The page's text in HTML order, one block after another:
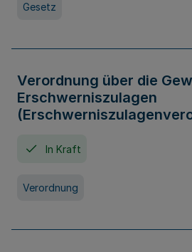
Gesetz
Verordnung über die
Erschwerniszulagen
In Kraft
Verordnung